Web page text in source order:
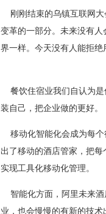
刚刚结束的乌镇互联网大
变革的一部分。未来没有
界一样。今天没有人能拒
餐饮住宿业我们自认为是
装自己，把企业做的更
移动化智能化会成为每个
出了移动的酒店管家，把
实现工具化移动化管
智能化方面，阿里未来酒
业，也会慢慢的有新的